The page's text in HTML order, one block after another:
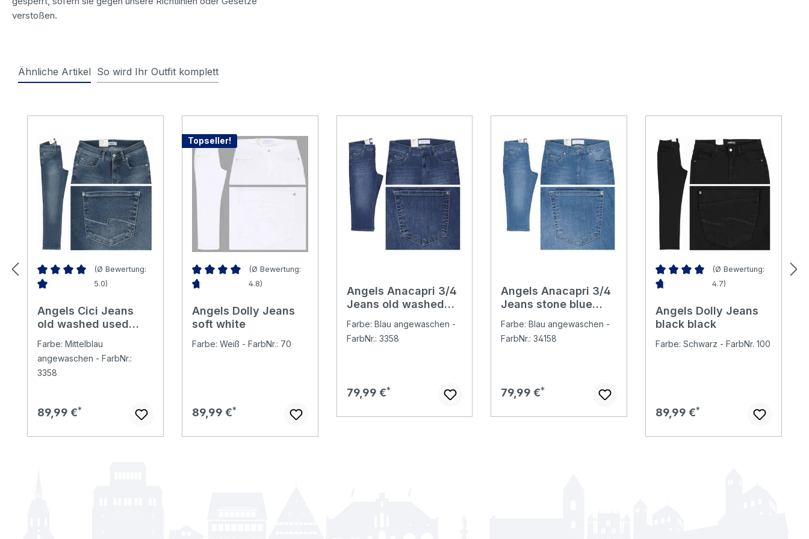
verstoßen.
Ähnliche Artikel So wird Ihr Outfit komplett
(Ø Bewertung:
5.0)
Angels Cici Jeans
old washed used
Farbe: Mittelblau
angewaschen - FarbNr.:
3358
Regulärer Preis:
89,99 €
Topseller!
Durchschnittliche Bewertung von 4.76 von 5 Sternen
(Ø Bewertung:
4.8)
Angels Dolly Jeans
soft white
Farbe: Weiß - FarbNr.: 70
Regulärer Preis:
89,99 €
Angels Anacapri 3/4
Jeans old washed
Farbe: Blau angewaschen -
FarbNr.: 3358
Regulärer Preis:
79,99 €
Angels Anacapri 3/4
Jeans stone blue
Farbe: Blau angewaschen -
FarbNr.: 34158
Regulärer Preis:
79,99 €
(Ø Bewertung:
4.7)
Angels Dolly Jeans
black black
Farbe: Schwarz - FarbNr. 100
Regulärer Preis:
89,99 €